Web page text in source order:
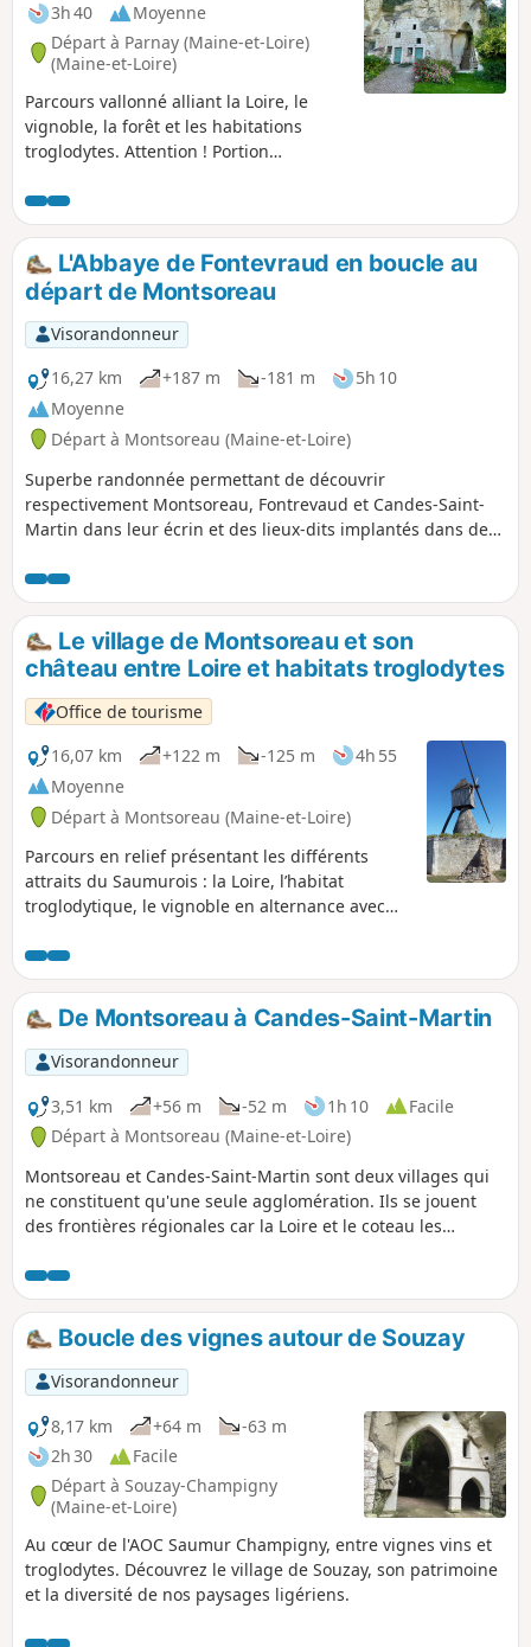
3h 40
Moyenne
Départ à Parnay (Maine-et-Loire)
(Maine-et-Loire)
Parcours vallonné alliant la Loire, le
vignoble, la forêt et les habitations
troglodytes. Attention ! Portion
crue. Prudence en période de chasse.
L'Abbaye de Fontevraud en boucle au
départ de Montsoreau
Visorandonneur
16,27 km
+187 m -181 m
5h 10
Moyenne
Départ à Montsoreau (Maine-et-Loire)
Superbe randonnée permettant de découvrir
respectivement Montsoreau, Fontrevaud et Candes-Saint-
Martin dans leur écrin et des lieux-dits implantés dans des
horaire sur le coteau pour bénéficier d'un parcours
agréable dans les bois et de panoramas sur la rive droite de
la Loire.Le village de Montsoreau et son
château entre Loire et habitats troglodytes
Office de tourisme
16,07 km
+122 m -125 m
4h 55
Moyenne
Départ à Montsoreau (Maine-et-Loire)
Parcours en relief présentant les différents
attraits du Saumurois : la Loire, l’habitat
troglodytique, le vignoble en alternance avec
sentier impraticable en cas de crues de Loire
et/ou fortes précipitations.
De Montsoreau à Candes-Saint-Martin
Visorandonneur
3,51 km
+56 m -52 m 1h 10
Facile
Départ à Montsoreau (Maine-et-Loire)
Montsoreau et Candes-Saint-Martin sont deux villages qui
ne constituent qu'une seule agglomération. Ils se jouent
des frontières régionales car la Loire et le coteau les
des maisons blanches le long du fleuve et la confluence
avec la Vienne.Une balade à faire au lever du soleil pour
profiter pleinement du rayonnement sur les façades.
Attention: une info récente (juin 2026) informe d'une
coupure du circuit, pour cause d'éboulement,
vraisemblablement au-dessus de Candes-St-Martin (à
préciser).
Boucle des vignes autour de Souzay
Visorandonneur
8,17 km
+64 m
-63 m
2h 30
Facile
Départ à Souzay-Champigny
(Maine-et-Loire)
Au cœur de l'AOC Saumur Champigny, entre vignes vins et
troglodytes. Découvrez le village de Souzay, son patrimoine
et la diversité de nos paysages ligériens.